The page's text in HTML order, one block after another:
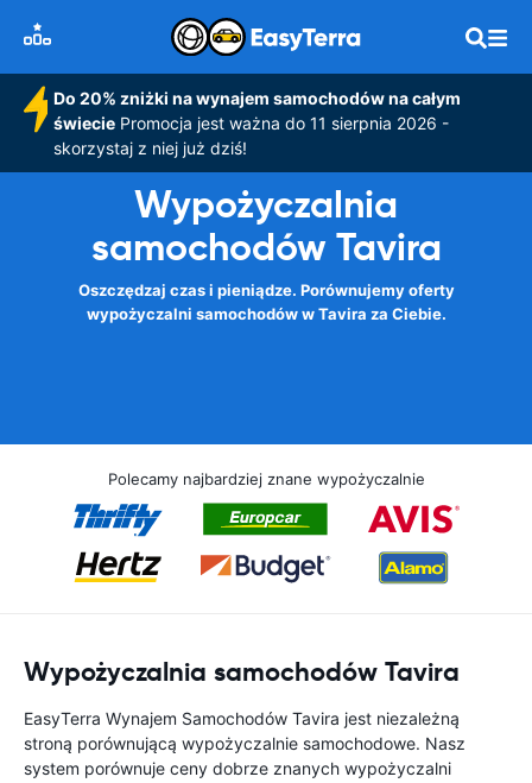
Do 20% zniżki na wynajem samochodów na całym
świeciePromocja jest ważna do 11 sierpnia 2026 -
skorzystaj z niej już dziś!
Wypożyczalnia
samochodów Tavira
Oszczędzaj czas i pieniądze. Porównujemy oferty
wypożyczalni samochodów w Tavira za Ciebie.
Polecamy najbardziej znane wypożyczalnie
Wypożyczalnia samochodów Tavira
EasyTerra Wynajem Samochodów Tavira jest niezależną
stroną porównującą wypożyczalnie samochodowe. Nasz
system porównuje ceny dobrze znanych wypożyczalni